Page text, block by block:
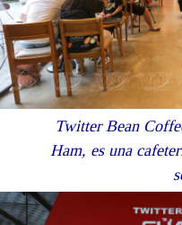
Twitter Bean
Ham, es una